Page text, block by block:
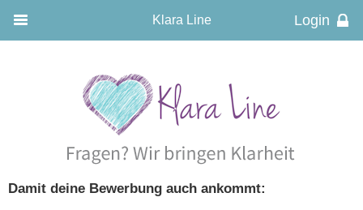
Klara Line
Damit deine Bewerbung auch ankommt: